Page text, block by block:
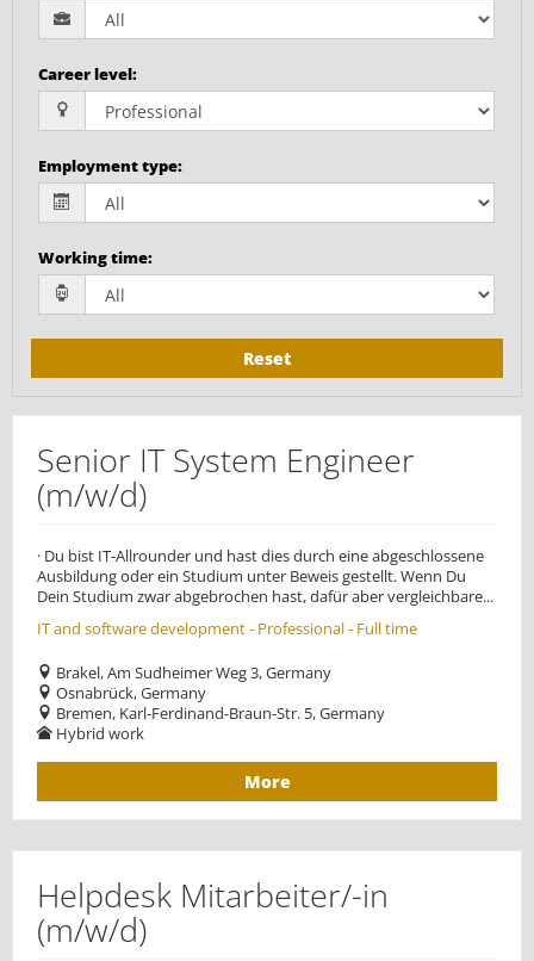
Career level:
Employment type:
Working time:
Reset
Senior IT System Engineer
(m/w/d)
· Du bist IT-Allrounder und hast dies durch eine abgeschlossene
Ausbildung oder ein Studium unter Beweis gestellt. Wenn Du
Dein Studium zwar abgebrochen hast, dafür aber vergleichbare...
IT and software development - Professional - Full time
Brakel, Am Sudheimer Weg 3, Germany
Osnabrück, Germany
Bremen, Karl-Ferdinand-Braun-Str. 5, Germany
Hybrid work
More
Helpdesk Mitarbeiter/-in
(m/w/d)